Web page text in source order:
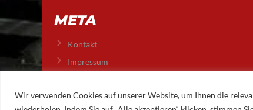
Wir verwenden Cookies auf unserer Website, um Ihnen die
META
Kontakt
Impressum